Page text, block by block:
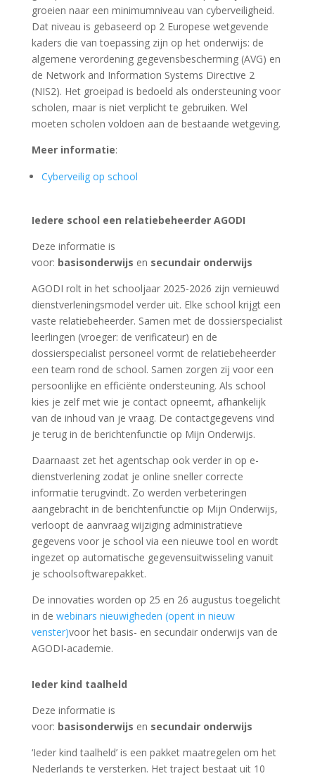
groeien naar een minimumniveau van cyberveiligheid.
Dat niveau is gebaseerd op 2 Europese wetgevende
kaders die van toepassing zijn op het onderwijs: de
algemene verordening gegevensbescherming (AVG) en
de Network and Information Systems Directive 2
(NIS2). Het groeipad is bedoeld als ondersteuning voor
scholen, maar is niet verplicht te gebruiken. Wel
moeten scholen voldoen aan de bestaande wetgeving.
Meer informatie:
Cyberveilig op school
Iedere school een relatiebeheerder AGODI
Deze informatie is
voor: basisonderwijs en secundair onderwijs
AGODI rolt in het schooljaar 2025-2026 zijn vernieuwd
dienstverleningsmodel verder uit. Elke school krijgt een
vaste relatiebeheerder. Samen met de dossierspecialist
leerlingen (vroeger: de verificateur) en de
dossierspecialist personeel vormt de relatiebeheerder
een team rond de school. Samen zorgen zij voor een
persoonlijke en efficiënte ondersteuning. Als school
kies je zelf met wie je contact opneemt, afhankelijk
van de inhoud van je vraag. ​De contactgegevens vind
je terug in de berichtenfunctie op Mijn Onderwijs.
Daarnaast zet het agentschap ook verder in op e-
dienstverlening zodat je online sneller correcte
informatie terugvindt. Zo werden verbeteringen
aangebracht in de berichtenfunctie op Mijn Onderwijs,
verloopt de aanvraag wijziging administratieve
gegevens voor je school via een nieuwe tool en wordt
ingezet op automatische gegevensuitwisseling vanuit
je schoolsoftwarepakket.
De innovaties worden op 25 en 26 augustus toegelicht
in de webinars nieuwigheden (opent in nieuw
venster)voor het basis- en secundair onderwijs van de
AGODI-academie.
Ieder kind taalheld
Deze informatie is
voor: basisonderwijs en secundair onderwijs
‘Ieder kind taalheld’ is een pakket maatregelen om het
Nederlands te versterken. Het traject bestaat uit 10